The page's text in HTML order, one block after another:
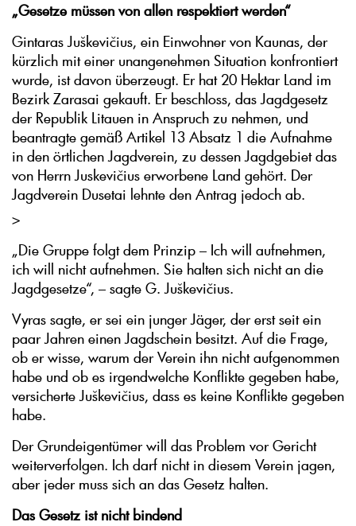
„Gesetze müssen von allen respektiert werden“
Gintaras Juškevičius, ein Einwohner von Kaunas, der
kürzlich mit einer unangenehmen Situation konfrontiert
wurde, ist davon überzeugt. Er hat 20 Hektar Land im
Bezirk Zarasai gekauft. Er beschloss, das Jagdgesetz
der Republik Litauen in Anspruch zu nehmen, und
beantragte gemäß Artikel 13 Absatz 1 die Aufnahme
in den örtlichen Jagdverein, zu dessen Jagdgebiet das
von Herrn Juskevičius erworbene Land gehört. Der
Jagdverein Dusetai lehnte den Antrag jedoch ab.
>
„Die Gruppe folgt dem Prinzip – Ich will aufnehmen,
ich will nicht aufnehmen. Sie halten sich nicht an die
Jagdgesetze“, – sagte G. Juškevičius.
Vyras sagte, er sei ein junger Jäger, der erst seit ein
paar Jahren einen Jagdschein besitzt. Auf die Frage,
ob er wisse, warum der Verein ihn nicht aufgenommen
habe und ob es irgendwelche Konflikte gegeben habe,
versicherte Juškevičius, dass es keine Konflikte gegeben
habe.
Der Grundeigentümer will das Problem vor Gericht
weiterverfolgen. Ich darf nicht in diesem Verein jagen,
aber jeder muss sich an das Gesetz halten.
Das Gesetz ist nicht bindend